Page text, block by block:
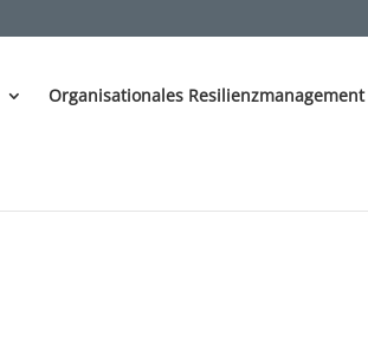
Organisationales Resilienzmanagement